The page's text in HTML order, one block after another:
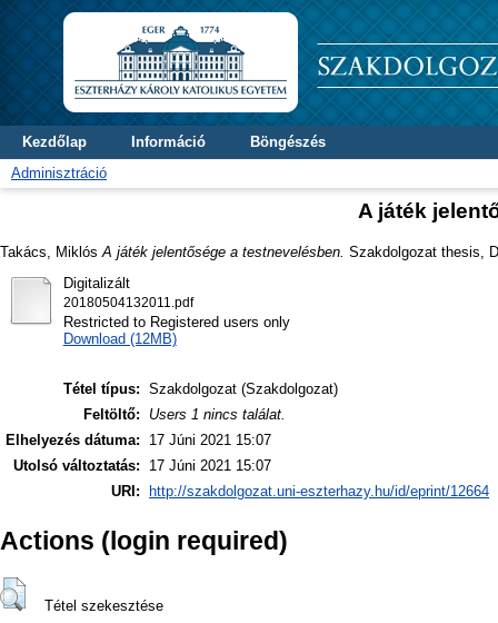
Kezdőlap Információ
Böngészés
Adminisztráció
A játék
Takács, Miklós A játék jelentősége a testnevelésben. Szakdolgozat thesis,
Digitalizált
20180504132011.pdf
Restricted to Registered users only
Download (12MB)
Tétel típus: Szakdolgozat (Szakdolgozat)
Feltöltő:
Users 1 nincs találat.
Elhelyezés dátuma:
17 Júni 2021 15:07
Utolsó változtatás:
17 Júni 2021 15:07
URI:
http://szakdolgozat.uni-eszterhazy.hu/id/eprint/12664
Actions (login required)
Tétel szekesztése